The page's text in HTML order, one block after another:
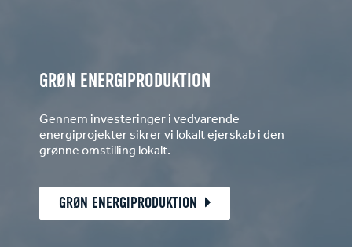
GRØN ENERGIPRODUKTION
Gennem investeringer i vedvarende
energiprojekter sikrer vi lokalt ejerskab i den
grønne omstilling lokalt.
GRØN ENERGIPRODUKTION